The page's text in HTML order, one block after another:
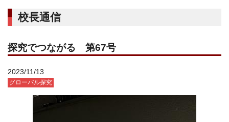
校長通信
探究でつながる 第67号
2023/11/13
グローバル探究